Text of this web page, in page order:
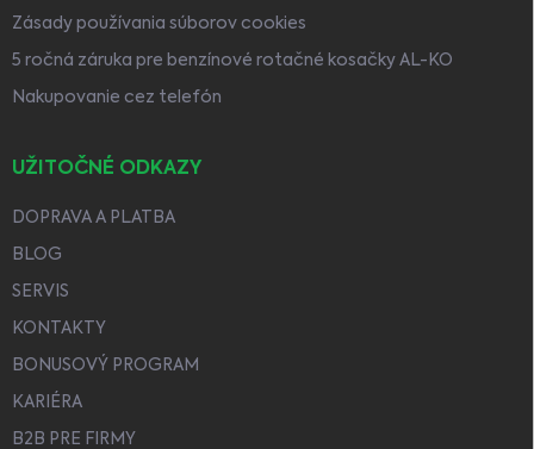
Zásady používania súborov cookies
5 ročná záruka pre benzínové rotačné kosačky AL-KO
Nakupovanie cez telefón
UŽITOČNÉ ODKAZY
DOPRAVA A PLATBA
BLOG
SERVIS
KONTAKTY
BONUSOVÝ PROGRAM
KARIÉRA
B2B PRE FIRMY